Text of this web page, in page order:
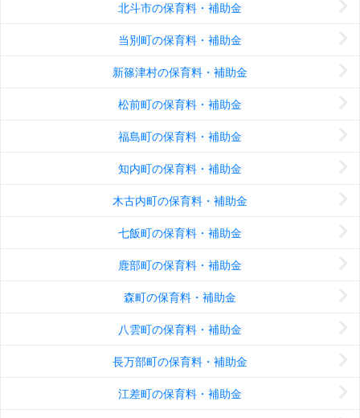
北斗市の保育料・補助金
当別町の保育料・補助金
新篠津村の保育料・補助金
松前町の保育料・補助金
福島町の保育料・補助金
知内町の保育料・補助金
木古内町の保育料・補助金
七飯町の保育料・補助金
鹿部町の保育料・補助金
森町の保育料・補助金
八雲町の保育料・補助金
長万部町の保育料・補助金
江差町の保育料・補助金